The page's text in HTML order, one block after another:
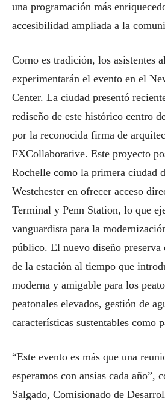
una programación más
accesibilidad ampliada a la
Como es tradición, los asistentes
experimentarán el evento en el
Center. La ciudad presentó
rediseño de este histórico centro
por la reconocida firma de
FXCollaborative. Este proyecto
Rochelle como la primera ciudad
Westchester en ofrecer acceso
Terminal y Penn Station, lo que
vanguardista para la
público. El nuevo diseño
de la estación al tiempo que
moderna y amigable para los
peatonales elevados, gestión de
características sustentables como
“Este evento es más que una
esperamos con ansias cada año”,
Salgado, Comisionado de